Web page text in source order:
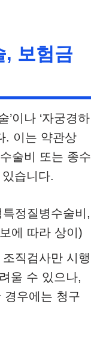
, 보험금
’이나 ‘자궁경하
. 이는 약관상
술비 또는 종수
습니다.
정질병수술비,
에 따라 상이)
직검사만 시행
울 수 있으나,
경우에는 청구